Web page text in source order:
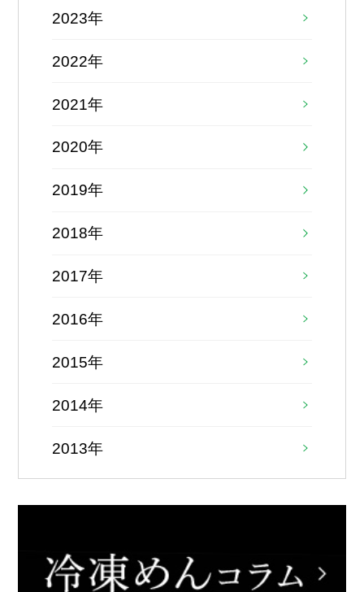
2023年
2022年
2021年
2020年
2019年
2018年
2017年
2016年
2015年
2014年
2013年